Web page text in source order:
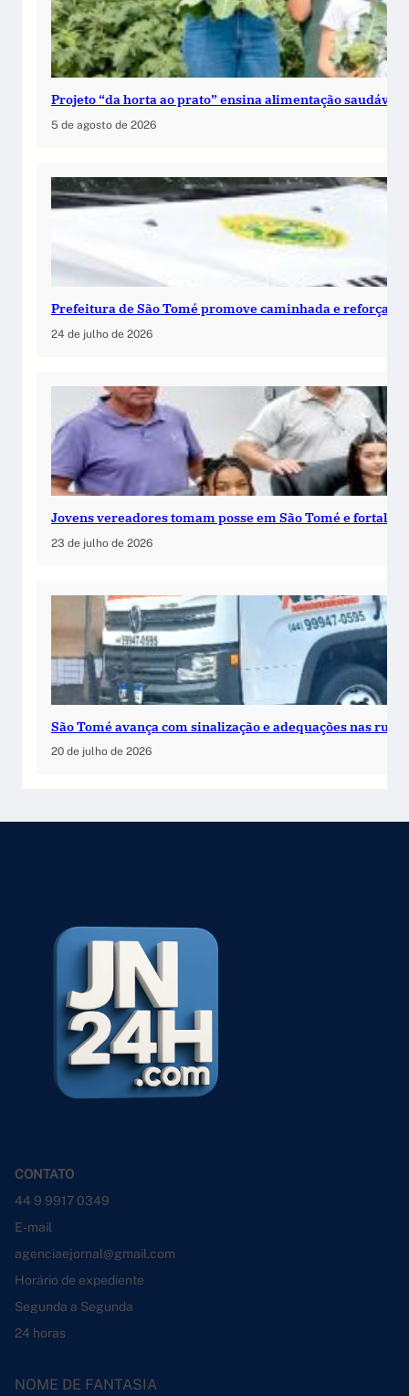
Projeto “da horta ao prato” ensina alimentação saudável
5 de agosto de 2026
Prefeitura de São Tomé promove caminhada e reforça
24 de julho de 2026
Jovens vereadores tomam posse em São Tomé e
23 de julho de 2026
São Tomé avança com sinalização e adequações nas ruas
20 de julho de 2026
CONTATO
44 9 9917 0349
E-mail
agenciaejornal@gmail.com
Horário de expediente
Segunda a Segunda
24 horas
NOME DE FANTASIA